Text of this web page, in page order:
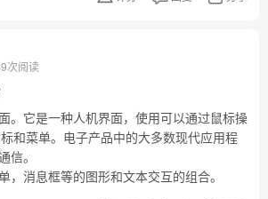
次阅读
。它是一种人机界面，使用可以通过鼠标操
和菜单。电子产品中的大多数现代应用程
信。
，消息框等的图形和文本交互的组合。